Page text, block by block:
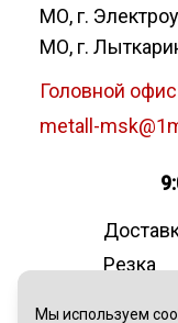
МО, г.
МО, г.
Головной
metall-
Резка
Мы используем